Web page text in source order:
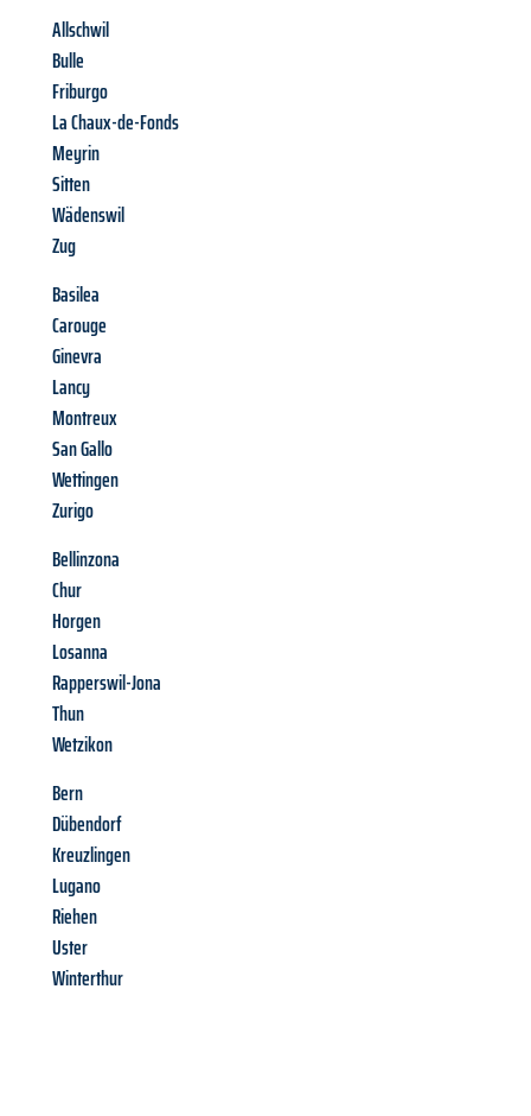
Allschwil
Bulle
Friburgo
La Chaux-de-Fonds
Meyrin
Sitten
Wädenswil
Zug
Basilea
Carouge
Ginevra
Lancy
Montreux
San Gallo
Wettingen
Zurigo
Bellinzona
Chur
Horgen
Losanna
Rapperswil-Jona
Thun
Wetzikon
Bern
Dübendorf
Kreuzlingen
Lugano
Riehen
Uster
Winterthur